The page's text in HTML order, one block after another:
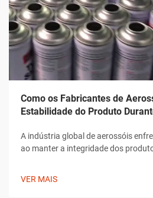
Como os Fabricantes de
Estabilidade do Produto
A indústria global de aerossóis
ao manter a integridade dos
VER MAIS